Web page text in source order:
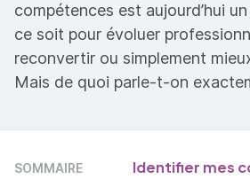
compétences est aujourd’hui
ce soit pour évoluer
reconvertir ou simplement
Mais de quoi parle-t-on
SOMMAIRE Identifier mes